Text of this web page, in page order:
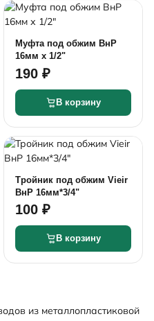
Муфта под обжим ВнР
16мм х 1/2"
190 ₽
В корзину
Тройник под обжим Vieir
ВнР 16мм*3/4"
100 ₽
В корзину
из металлопластиковой